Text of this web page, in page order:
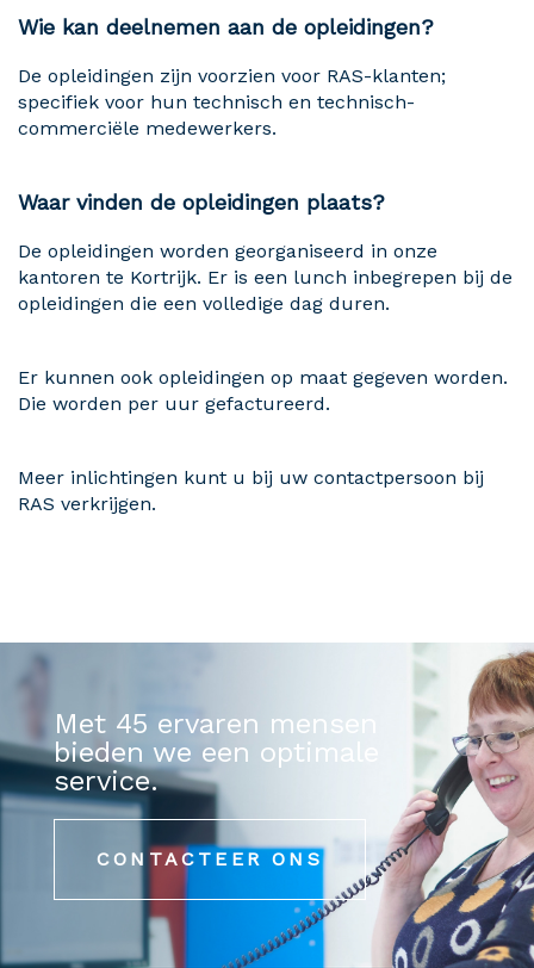
Wie kan deelnemen aan de opleidingen?
De opleidingen zijn voorzien voor RAS-klanten;
specifiek voor hun technisch en technisch-
commerciële medewerkers.
Waar vinden de opleidingen plaats?
De opleidingen worden georganiseerd in onze
kantoren te Kortrijk. Er is een lunch inbegrepen bij de
opleidingen die een volledige dag duren.
Er kunnen ook opleidingen op maat gegeven worden.
Die worden per uur gefactureerd.
Meer inlichtingen kunt u bij uw contactpersoon bij
RAS verkrijgen.
Met 45 ervaren mensen
bieden we een optimale
service.
CONTACTEER ONS